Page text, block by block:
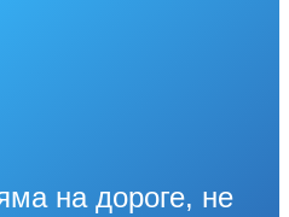
на дороге, не